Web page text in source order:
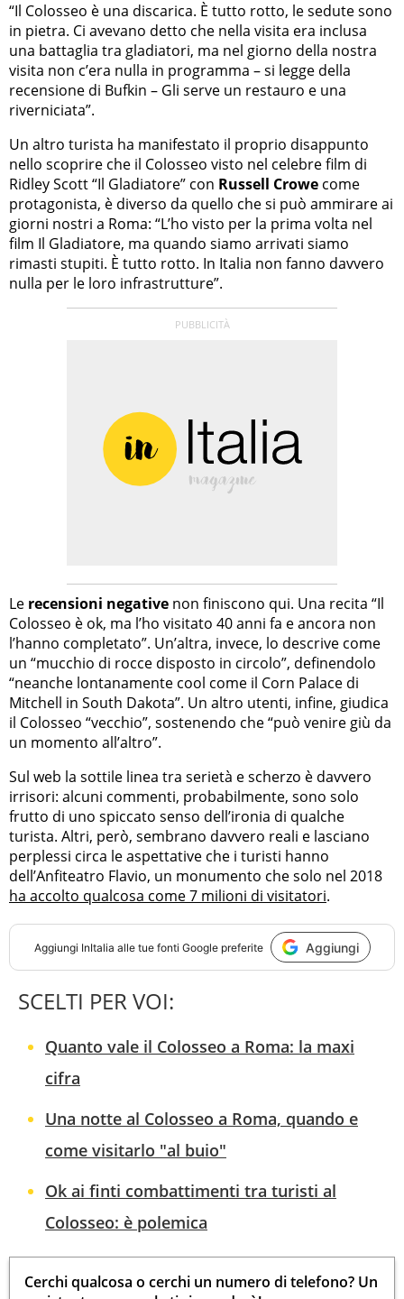
“Il Colosseo è una discarica. È tutto rotto, le sedute sono
in pietra. Ci avevano detto che nella visita era inclusa
una battaglia tra gladiatori, ma nel giorno della nostra
visita non c’era nulla in programma – si legge della
recensione di Bufkin – Gli serve un restauro e una
riverniciata”.
Un altro turista ha manifestato il proprio disappunto
nello scoprire che il Colosseo visto nel celebre film di
Ridley Scott “Il Gladiatore” con Russell Crowe come
protagonista, è diverso da quello che si può ammirare ai
giorni nostri a Roma: “L’ho visto per la prima volta nel
film Il Gladiatore, ma quando siamo arrivati siamo
rimasti stupiti. È tutto rotto. In Italia non fanno davvero
nulla per le loro infrastrutture”.
Le recensioni negative non finiscono qui. Una recita “Il
Colosseo è ok, ma l’ho visitato 40 anni fa e ancora non
l’hanno completato”. Un’altra, invece, lo descrive come
un “mucchio di rocce disposto in circolo”, definendolo
“neanche lontanamente cool come il Corn Palace di
Mitchell in South Dakota”. Un altro utenti, infine, giudica
il Colosseo “vecchio”, sostenendo che “può venire giù da
un momento all’altro”.
Sul web la sottile linea tra serietà e scherzo è davvero
irrisori: alcuni commenti, probabilmente, sono solo
frutto di uno spiccato senso dell’ironia di qualche
turista. Altri, però, sembrano davvero reali e lasciano
perplessi circa le aspettative che i turisti hanno
dell’Anfiteatro Flavio, un monumento che solo nel 2018
ha accolto qualcosa come 7 milioni di visitatori.
Aggiungi InItalia alle tue fonti Google preferite Aggiungi
SCELTI PER VOI:
Quanto vale il Colosseo a Roma: la maxi
cifra
Una notte al Colosseo a Roma, quando e
come visitarlo "al buio"
Ok ai finti combattimenti tra turisti al
Colosseo: è polemica
Cerchi qualcosa o cerchi un numero di telefono? Un